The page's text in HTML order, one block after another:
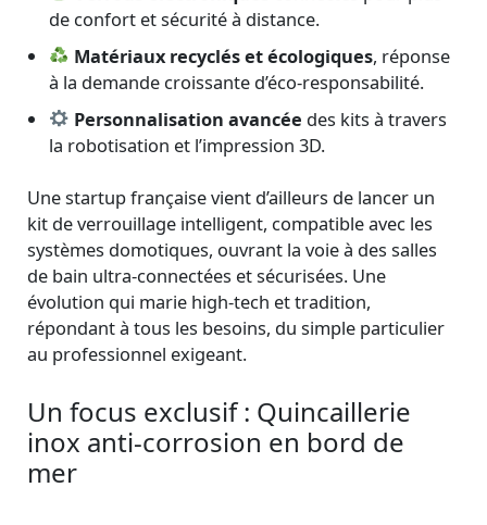
de confort et sécurité à distance.
Matériaux recyclés et écologiques, réponse
à la demande croissante d’éco-responsabilité.
Personnalisation avancée des kits à travers
la robotisation et l’impression 3D.
Une startup française vient d’ailleurs de lancer un
kit de verrouillage intelligent, compatible avec les
systèmes domotiques, ouvrant la voie à des salles
de bain ultra-connectées et sécurisées. Une
évolution qui marie high-tech et tradition,
répondant à tous les besoins, du simple particulier
au professionnel exigeant.
Un focus exclusif : Quincaillerie
inox anti-corrosion en bord de
mer